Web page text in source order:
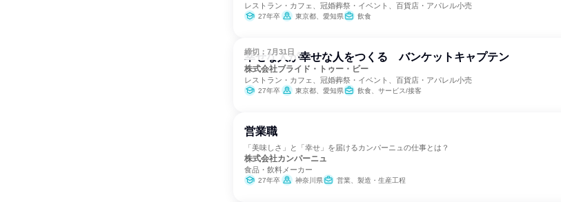
レストラン・カフェ、冠婚葬祭・イベント、百貨店・アパレル小売
27年卒 東京都、愛知県 飲食
締切：7月31日
幸せな人が幸せな人をつくる バンケットキャプテン
株式会社ブライド・トゥー・ビー
レストラン・カフェ、冠婚葬祭・イベント、百貨店・アパレル小売
27年卒 東京都、愛知県 飲食、サービス/接客
営業職
「美味しさ」と「幸せ」を届けるカンパーニュの仕事とは？
株式会社カンパーニュ
食品・飲料メーカー
27年卒 神奈川県 営業、製造・生産工程